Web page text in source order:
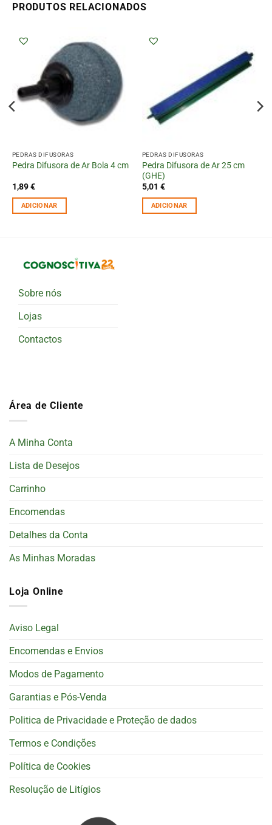
PRODUTOS RELACIONADOS
PEDRAS DIFUSORAS
Pedra Difusora de Ar Bola 4 cm
1,89€
ADICIONAR
PEDRAS DIFUSORAS
Pedra Difusora de Ar 25 cm
(GHE)
5,01 €
ADICIONAR
Sobre nós
Lojas
Contactos
Área de Cliente
A Minha Conta
Lista de Desejos
Carrinho
Encomendas
Detalhes da Conta
As Minhas Moradas
Loja Online
Aviso Legal
Encomendas e Envios
Modos de Pagamento
Garantias e Pós-Venda
Politica de Privacidade e Proteção de dados
Termos e Condições
Política de Cookies
Resolução de Litígios